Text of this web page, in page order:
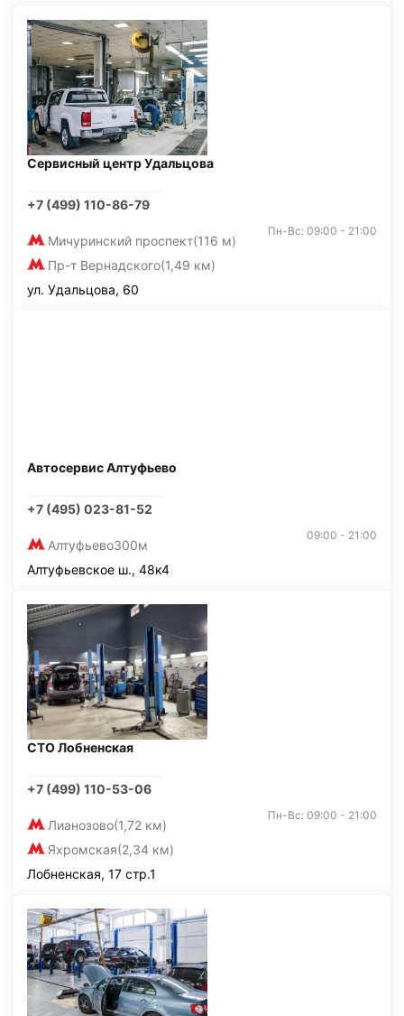
Сервисный центр Удальцова
+7 (499) 110-86-79
Мичуринский проспект(116 м)
Пр-т Вернадского(1,49 км)
Пн-Вс: 09:00 - 21:00
ул. Удальцова, 60
Автосервис Алтуфьево
+7 (495) 023-81-52
Алтуфьево300м
09:00 - 21:00
Алтуфьевское ш., 48к4
СТО Лобненская
+7 (499) 110-53-06
Лианозово(1,72 км)
Яхромская(2,34 км)
Пн-Вс: 09:00 - 21:00
Лобненская, 17 стр.1